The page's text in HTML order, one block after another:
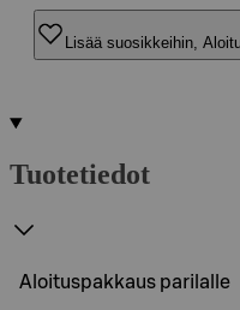
Lisää suosikkeihin,
Tuotetiedot
Aloituspakkaus parilalle